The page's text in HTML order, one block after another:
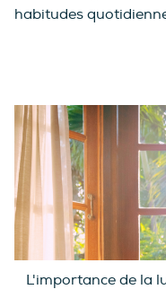
habitudes
L'importance de la